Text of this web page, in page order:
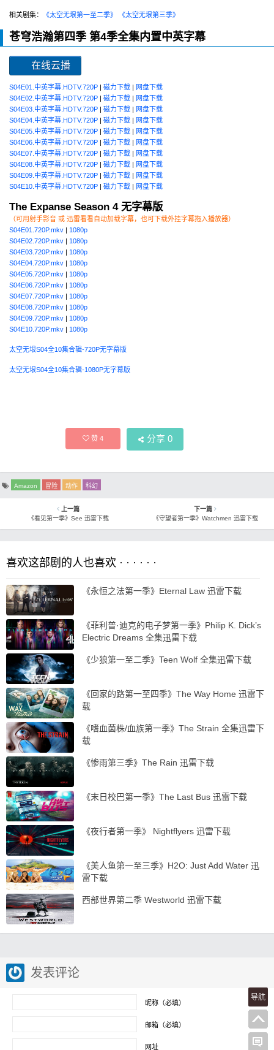
相关剧集： 《太空无垠第一至二季》 《太空无垠第三季》
苍穹浩瀚第四季 第4季全集内置中英字幕
在线云播
S04E01.中英字幕.HDTV.720P | 磁力下载 | 网盘下载
S04E02.中英字幕.HDTV.720P | 磁力下载 | 网盘下载
S04E03.中英字幕.HDTV.720P | 磁力下载 | 网盘下载
S04E04.中英字幕.HDTV.720P | 磁力下载 | 网盘下载
S04E05.中英字幕.HDTV.720P | 磁力下载 | 网盘下载
S04E06.中英字幕.HDTV.720P | 磁力下载 | 网盘下载
S04E07.中英字幕.HDTV.720P | 磁力下载 | 网盘下载
S04E08.中英字幕.HDTV.720P | 磁力下载 | 网盘下载
S04E09.中英字幕.HDTV.720P | 磁力下载 | 网盘下载
S04E10.中英字幕.HDTV.720P | 磁力下载 | 网盘下载
The Expanse Season 4 无字幕版
（可用射手影音 或 迅雷看看自动加载字幕，也可下载外挂字幕拖入播放器）
S04E01.720P.mkv | 1080p
S04E02.720P.mkv | 1080p
S04E03.720P.mkv | 1080p
S04E04.720P.mkv | 1080p
S04E05.720P.mkv | 1080p
S04E06.720P.mkv | 1080p
S04E07.720P.mkv | 1080p
S04E08.720P.mkv | 1080p
S04E09.720P.mkv | 1080p
S04E10.720P.mkv | 1080p
太空无垠S04全10集合辑-720P无字幕版
太空无垠S04全10集合辑-1080P无字幕版
赞4 分享 0
Amazon 冒险 动作 科幻
上一篇
《看见第一季》See 迅雷下载
下一篇
《守望者第一季》Watchmen 迅雷下载
喜欢这部剧的人也喜欢 · · · · · ·
《永恒之法第一季》Eternal Law 迅雷下载
《菲利普·迪克的电子梦第一季》Philip K. Dick’s
Electric Dreams 全集迅雷下载
《少狼第一至二季》Teen Wolf 全集迅雷下载
《回家的路第一至四季》The Way Home 迅雷下
载
《嗜血菌株/血族第一季》The Strain 全集迅雷下
载
《惨雨第三季》The Rain 迅雷下载
《末日校巴第一季》The Last Bus 迅雷下载
《夜行者第一季》 Nightflyers 迅雷下载
《美人鱼第一至三季》H2O: Just Add Water 迅
雷下载
西部世界第二季 Westworld 迅雷下载
发表评论
昵称（必填）
邮箱（必填）
网址
导航